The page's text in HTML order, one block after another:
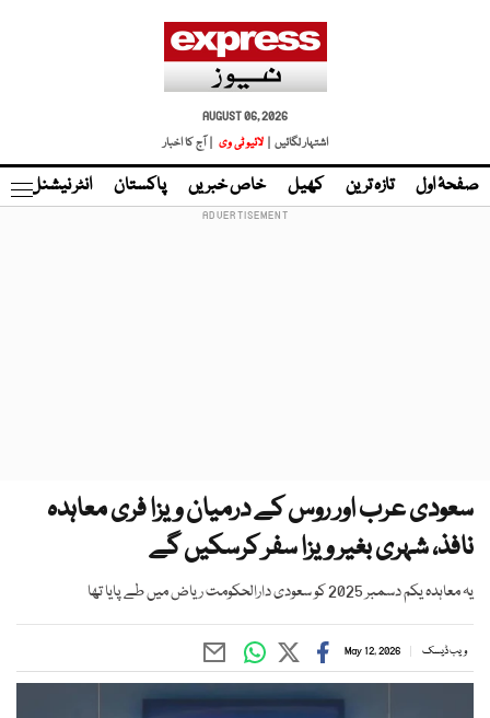
AUGUST 06, 2026
اشتہار لگائیں |
لائیو ٹی وی | آج کا اخبار
صفحۂ اول تازہ ترین کھیل خاص خبریں پاکستان انٹر نیشنل
سعودی عرب اور روس کے درمیان ویزا فری معاہدہ
نافذ، شہری بغیر ویزا سفر کرسکیں گے
یہ معاہدہ یکم دسمبر 2025 کو سعودی دارالحکومت ریاض میں طے پایا تھا
ویب ڈیسک May 12, 2026